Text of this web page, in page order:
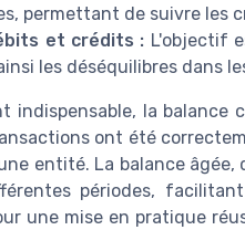
permettant de suivre les
et crédits : L'objectif
les déséquilibres dans
indispensable, la
ont été
entité. La balance
périodes,
une mise en pratique